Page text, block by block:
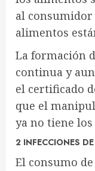
al
alimentos
La formación
continua y
el certificado
que el
ya no tiene
2 INFECCIONES
El consumo